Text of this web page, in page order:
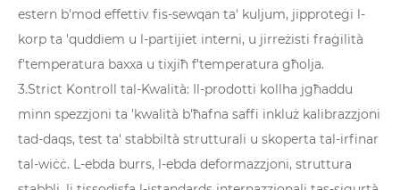
estern b'mod effettiv fis-sewqan ta' kuljum, jipproteġi l-
korp ta 'quddiem u l-partijiet interni, u jirreżisti fraġilità
f'temperatura baxxa u tixjiħ f'temperatura għolja.
3.Strict Kontroll tal-Kwalità: Il-prodotti kollha jgħaddu
minn spezzjoni ta 'kwalità b'ħafna saffi inkluż kalibrazzjoni
tad-daqs, test ta' stabbiltà strutturali u skoperta tal-irfinar
tal-wiċċ. L-ebda burrs, l-ebda deformazzjoni, struttura